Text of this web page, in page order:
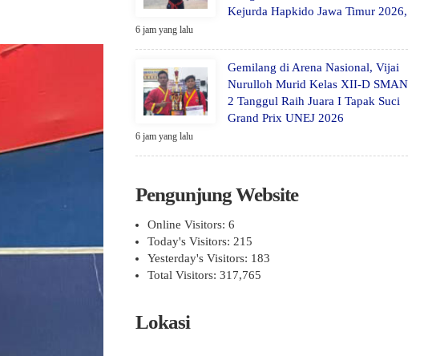
Kejurda Hapkido Jawa Timur 2026,
6 jam yang lalu
Gemilang di Arena Nasional, Vijai
Nurulloh Murid Kelas XII-D SMAN
2 Tanggul Raih Juara I Tapak Suci
Grand Prix UNEJ 2026
6 jam yang lalu
Pengunjung Website
Online Visitors: 6
Today's Visitors: 215
Yesterday's Visitors: 183
Total Visitors: 317,765
Lokasi